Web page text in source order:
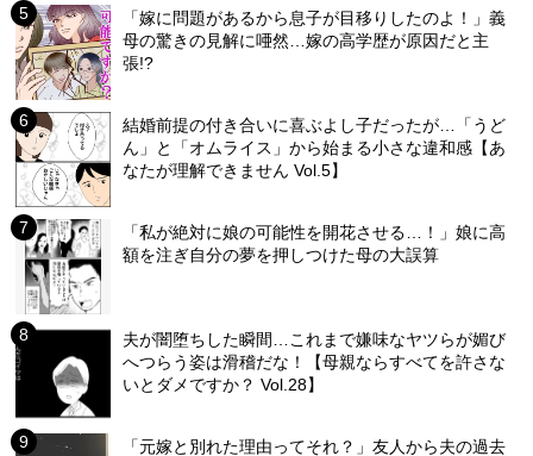
「嫁に問題があるから息子が目移りしたのよ！」義
母の驚きの見解に唖然…嫁の高学歴が原因だと主
張!?
結婚前提の付き合いに喜ぶよし子だったが…「うど
ん」と「オムライス」から始まる小さな違和感【あ
なたが理解できません Vol.5】
「私が絶対に娘の可能性を開花させる…！」娘に高
額を注ぎ自分の夢を押しつけた母の大誤算
夫が闇堕ちした瞬間…これまで嫌味なヤツらが媚び
へつらう姿は滑稽だな！【母親ならすべてを許さな
いとダメですか？ Vol.28】
「元嫁と別れた理由ってそれ？」友人から夫の過去